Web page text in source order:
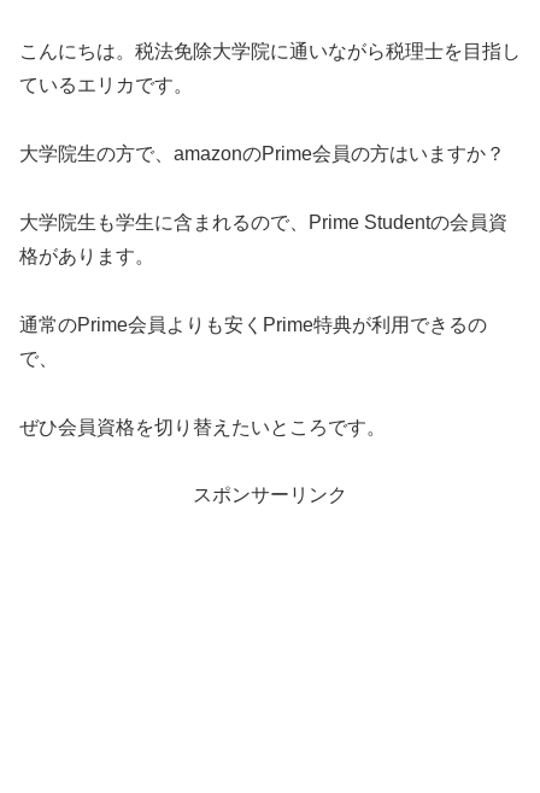
こんにちは。税法免除大学院に通いながら税理士を目指し
ているエリカです。
大学院生の方で、amazonのPrime会員の方はいますか？
大学院生も学生に含まれるので、Prime Studentの会員資
格があります。
通常のPrime会員よりも安くPrime特典が利用できるの
で、
ぜひ会員資格を切り替えたいところです。
スポンサーリンク